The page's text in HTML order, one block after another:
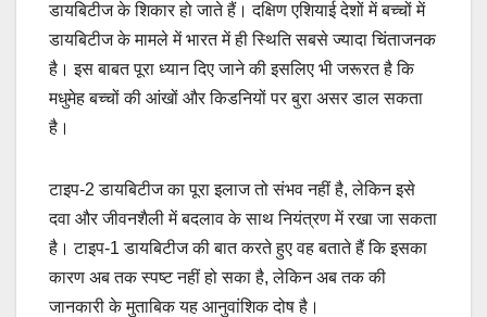
डायबिटीज के शिकार हो जाते हैं। दक्षिण एशियाई देशों में बच्चों में
डायबिटीज के मामले में भारत में ही स्थिति सबसे ज्यादा चिंताजनक
है। इस बाबत पूरा ध्यान दिए जाने की इसलिए भी जरूरत है कि
मधुमेह बच्चों की आंखों और किडनियों पर बुरा असर डाल सकता
है।
टाइप-2 डायबिटीज का पूरा इलाज तो संभव नहीं है, लेकिन इसे
दवा और जीवनशैली में बदलाव के साथ नियंत्रण में रखा जा सकता
है। टाइप-1 डायबिटीज की बात करते हुए वह बताते हैं कि इसका
कारण अब तक स्पष्ट नहीं हो सका है, लेकिन अब तक की
जानकारी के मुताबिक यह आनुवांशिक दोष है।